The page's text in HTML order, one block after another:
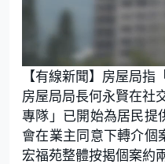
n
m
u
t
e
【有線新聞】房屋局
房屋局局長何永賢在社
專隊」已開始為居民提
會在業主同意下轉介個
宏福苑整體按揭個案約